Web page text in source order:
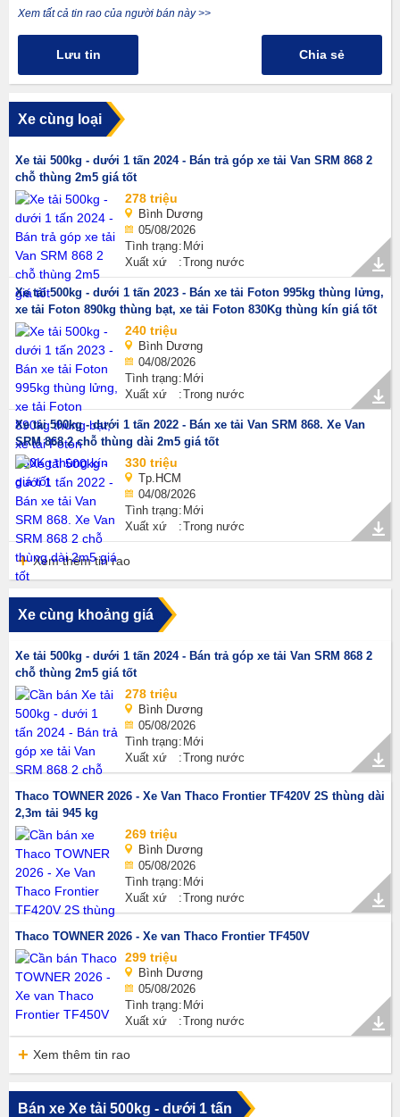
Xem tất cả tin rao của người bán này >>
Lưu tin Chia sẻ
Xe cùng loại
Xe tải 500kg - dưới 1 tấn 2024 - Bán trả góp xe tải Van SRM 868 2
chỗ thùng 2m5 giá tốt
278 triệu
Bình Dương
05/08/2026
Tình trạng Mới
Xuất xứ
Trong nước
Xe tải 500kg - dưới 1 tấn 2023 - Bán xe tải Foton 995kg thùng lửng,
xe tải Foton 890kg thùng bạt, xe tải Foton 830Kg thùng kín giá tốt
240 triệu
Bình Dương
04/08/2026
Tình trạng Mới
Xuất xứ
Trong nước
Xe tải 500kg - dưới 1 tấn 2022 - Bán xe tải Van SRM 868. Xe Van
SRM 868 2 chỗ thùng dài 2m5 giá tốt
330 triệu
Tp.HCM
04/08/2026
Tình trạng Mới
Xuất xứ
Trong nước
Xem thêm tin rao
Xe cùng khoảng giá
Xe tải 500kg - dưới 1 tấn 2024 - Bán trả góp xe tải Van SRM 868 2
chỗ thùng 2m5 giá tốt
278 triệu
Bình Dương
05/08/2026
Tình trạng Mới
Xuất xứ
Trong nước
Thaco TOWNER 2026 - Xe Van Thaco Frontier TF420V 2S thùng dài
2,3m tải 945 kg
269 triệu
Bình Dương
05/08/2026
Tình trạng Mới
Xuất xứ
Trong nước
Thaco TOWNER 2026 - Xe van Thaco Frontier TF450V
299 triệu
Bình Dương
05/08/2026
Tình trạng Mới
Xuất xứ
Trong nước
Xem thêm tin rao
Bán xe Xe tải 500kg - dưới 1 tấn